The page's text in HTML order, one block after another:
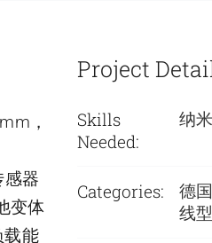
，
感器
变体
载能
Project
Skills
Needed:
纳
Categories:
德
线